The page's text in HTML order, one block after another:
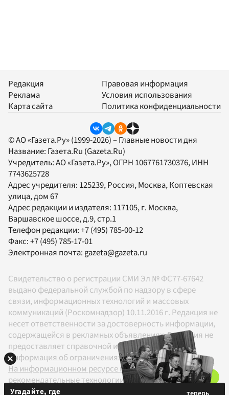
Редакция
Реклама
Карта сайта
Правовая информация
Условия использования
Политика конфиденциальности
© АО «Газета.Ру» (1999-2026) – Главные новости дня
Название: Газета.Ru (Gazeta.Ru)
Учредитель:АО «Газета.Ру», ОГРН 1067761730376, ИНН
7743625728
Адрес учредителя: 125239, Россия, Москва, Коптевская
улица, дом 67
Адрес редакции и издателя: 117105, г. Москва,
Варшавское шоссе, д.9, стр.1
Телефон редакции:+7 (495) 785-00-12
Факс:+7 (495) 785-17-01
Электронная почта:gazeta@gazeta.ru
Свидетельство о регистрации СМИ Эл № ФС77-67642
выдано федеральной службой по надзору в сфере
связи, информационных технологий и массовых
коммуникаций (Роскомнадзор) 10.11.2016 г. Редакция не
несет ответственности за достоверность информации,
содержащейся в рекламных объявлениях. Редакция не
предоставляет справочной информации.
Информация об ограничениях
На информационном ресурсе применяются
рекомендательные технологии в соответствии с
Правилами
Угадайте, где